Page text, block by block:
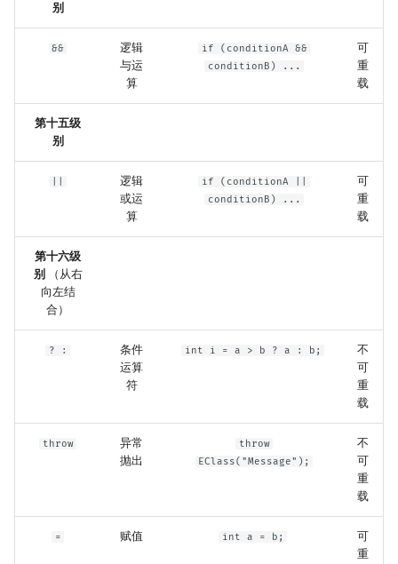
别
&&
逻辑
与运
算
if (conditionA &&
conditionB) ...
可
重
载
第十五级
别
逻辑
或运
算
if (conditionA ||
conditionB) ...
可
重
载
第十六级
别
（从右
向左结
合）
? :
条件
运算
符
int i = a > b ? a : b;
不
可
重
载
throw
异常
抛出
throw
EClass("Message");
不
可
重
载
= 赋值 int a = b;
可
重